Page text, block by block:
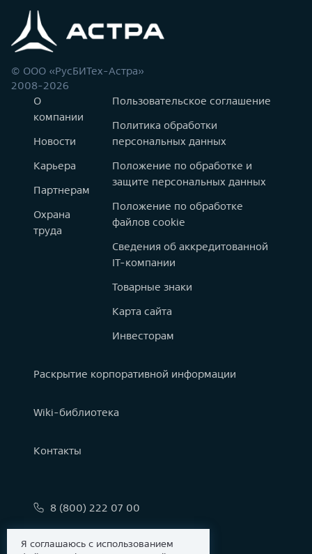
© ООО «РусБИТех-Астра»
2008-2026
О
компании
Новости
Карьера
Партнерам
Охрана
труда
Пользовательское соглашение
Политика обработки
персональных данных
Положение по обработке и
защите персональных данных
Положение по обработке
файлов cookie
Сведения об аккредитованной
IT-компании
Товарные знаки
Карта сайта
Инвесторам
Раскрытие корпоративной информации
Wiki-библиотека
Контакты
8 (800) 222 07 00
Я соглашаюсь с использованием